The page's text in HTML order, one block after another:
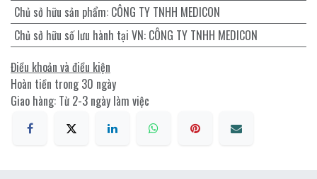
Chủ sở hữu sản phẩm: CÔNG TY TNHH MEDICON
Chủ sở hữu số lưu hành tại VN: CÔNG TY TNHH MEDICON
Điều khoản và điều kiện
Hoàn tiền trong 30 ngày
Giao hàng: Từ 2-3 ngày làm việc